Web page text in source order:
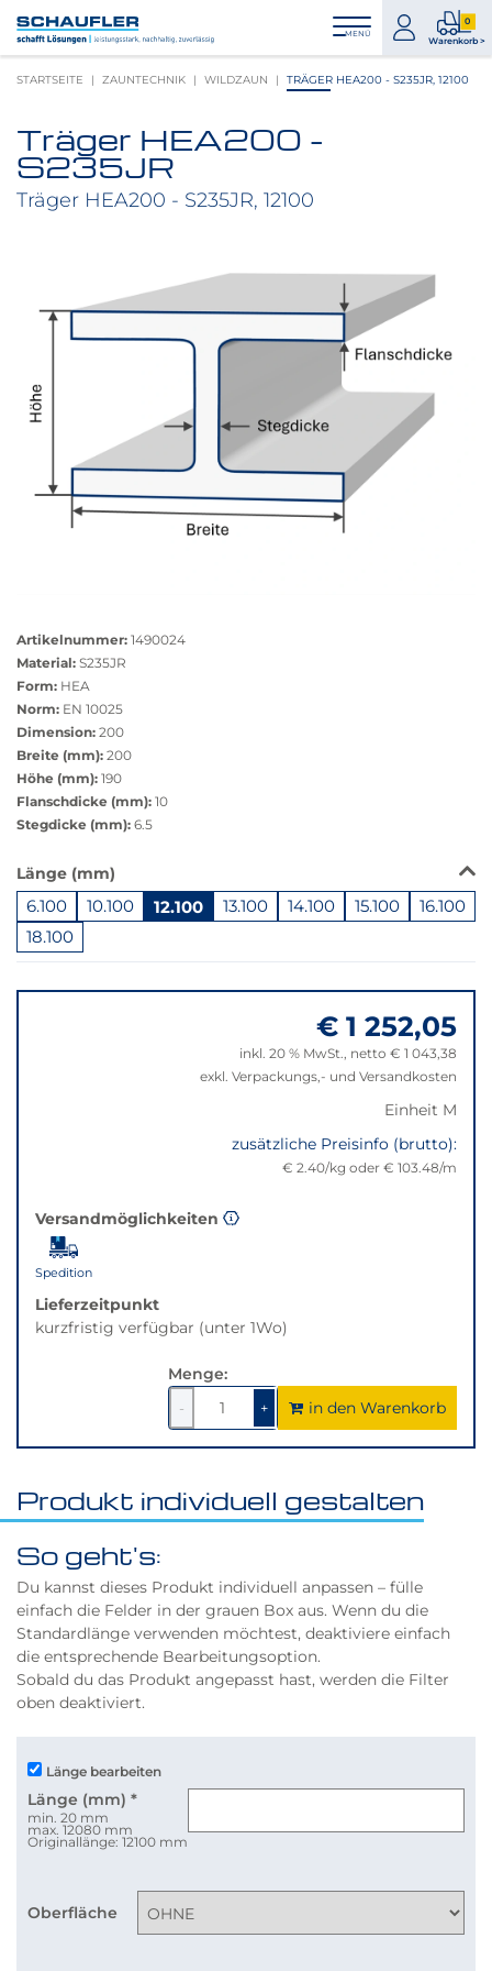
Inhalt
Hauptnavigation
Footernavigation
Logo
Schaufler
verlinkt
Startseite
MENÜ
zum
Konto
0
Warenkorb >
0
im
STARTSEITE ZAUNTECHNIK WILDZAUN TRÄGER HEA200 - S235JR, 12100
Produktbilder
überspringen
Träger HEA200 -
S235JR
Träger HEA200 - S235JR, 12100
anzeigen
Artikelnummer: 1490024
Material: S235JR
Form: HEA
Norm: EN 10025
Dimension: 200
Breite (mm): 200
Höhe (mm): 190
Flanschdicke (mm): 10
Stegdicke (mm): 6.5
Das
Produkt
ist
in
dieser
beste
Alternative
der
gewünschten
Variante.
Länge (mm)
6.100 10.100 12.100 13.100 14.100 15.100
16.100
18.100
zu
€ 1 252,05
inkl. 20 % MwSt., netto € 1 043,38
exkl. Verpackungs,- und Versandkosten
Einheit M
zusätzliche Preisinfo (brutto):
€ 2.40/kg oder € 103.48/m
Versandmöglichkeiten
Spedition
Lieferzeitpunkt
kurzfristig verfügbar (unter 1Wo)
Menge:
-
1
verringern
+1um
1
erhöhen
in den Warenkorb
Produkt individuell gestalten
So geht's:
Du kannst dieses Produkt individuell anpassen – fülle
einfach die Felder in der grauen Box aus. Wenn du die
Standardlänge verwenden möchtest, deaktiviere einfach
die entsprechende Bearbeitungsoption.
Sobald du das Produkt angepasst hast, werden die Filter
oben deaktiviert.
Länge bearbeiten
Länge (mm) *
min. 20 mm
max. 12080 mm
Originallänge: 12100 mm
Oberfläche